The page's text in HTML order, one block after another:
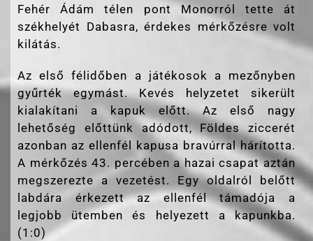
Fehér Ádám télen pont Monorról tette át
székhelyét Dabasra, érdekes mérkőzésre volt
kilátás.
Az első félidőben a játékosok a mezőnyben
gyűrték egymást. Kevés helyzetet sikerült
kialakítani a kapuk előtt. Az első nagy
lehetőség előttünk adódott, Földes ziccerét
azonban az ellenfél kapusa bravúrral hárította.
A mérkőzés 43. percében a hazai csapat aztán
megszerezte a vezetést. Egy oldalról belőtt
labdára érkezett az ellenfél támadója a
legjobb ütemben és helyezett a kapunkba.
(1:0)